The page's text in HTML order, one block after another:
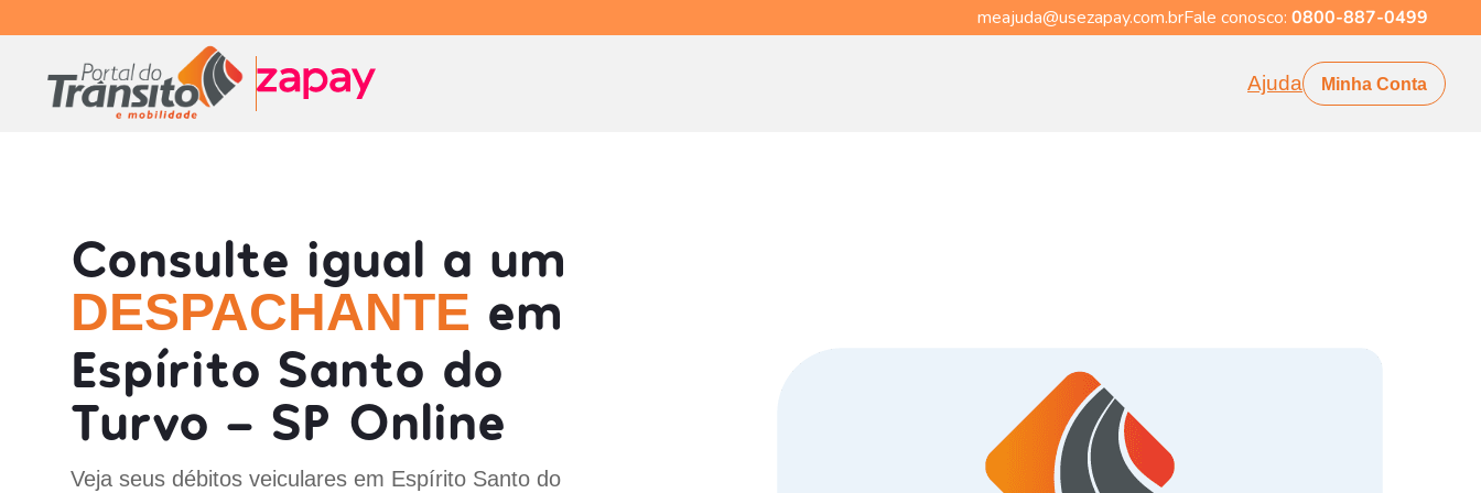
meajuda@usezapay.com.brFale conosco: 0800-887-0499
Ajuda Minha Conta
Consulte igual a um
DESPACHANTE em
Espírito Santo do
Turvo - SP Online
Veja seus débitos veiculares em Espírito Santo do